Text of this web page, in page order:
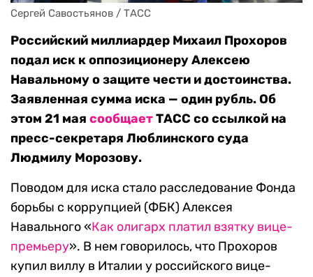
Сергей Савостьянов / ТАСС
Российский миллиардер Михаил Прохоров
подал иск к оппозиционеру Алексею
Навальному о защите чести и достоинства.
Заявленная сумма иска — один рубль. Об
этом 21 мая сообщаетТАСС со ссылкой на
пресс-секретаря Люблинского суда
Людмилу Морозову.
Поводом для иска стало расследование Фонда
борьбы с коррупцией (ФБК) Алексея
Навального «Как олигарх платил взятку вице-
премьеру». В нем говорилось, что Прохоров
купил виллу в Италии у российского вице-